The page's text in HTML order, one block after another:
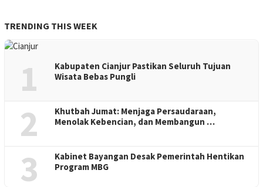
TRENDING THIS WEEK
1
Kabupaten Cianjur Pastikan Seluruh Tujuan
Wisata Bebas Pungli
2
Khutbah Jumat: Menjaga Persaudaraan,
Menolak Kebencian, dan Membangun …
3
Kabinet Bayangan Desak Pemerintah Hentikan
Program MBG